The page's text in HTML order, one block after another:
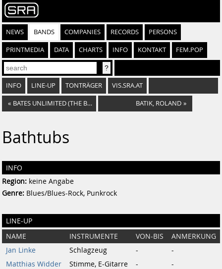
NEWS BANDS COMPANIES RECORDS PERSONS
PRINTMEDIA DATA CHARTS INFO KONTAKT FEM.POP
INFO LINE-UP TONTRÄGER VIS.SRA.AT
« BATES UNLIMITED (THE BATES) BATIK, ROLAND »
Bathtubs
INFO
Region: keine Angabe
Genre: Blues/Blues-Rock, Punkrock
LINE-UP
NAME INSTRUMENTE VON-BIS
ANMERKUNG
Jan Linke
Schlagzeug -
-
Matthias Widder
Stimme, E-Gitarre - -